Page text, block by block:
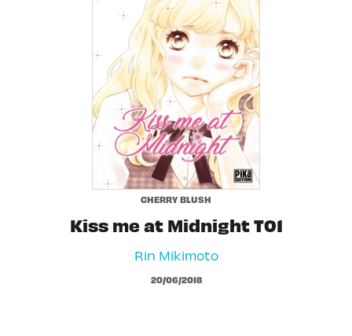
CHERRY BLUSH
Kiss me at Midnight T01
Rin Mikimoto
20/06/2018